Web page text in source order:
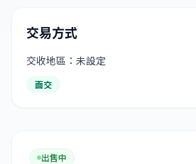
交易方式
交收地區：未設定
面交
出售中